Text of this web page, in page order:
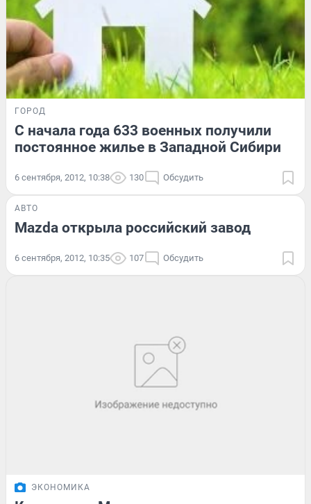
ГОРОД
С начала года 633 военных получили
постоянное жилье в Западной Сибири
6 сентября, 2012, 10:38 130 Обсудить
АВТО
Mazda открыла российский завод
6 сентября, 2012, 10:35 107 Обсудить
ЭКОНОМИКА